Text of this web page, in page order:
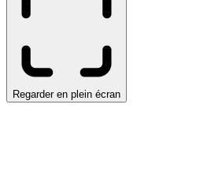
Regarder en plein écran